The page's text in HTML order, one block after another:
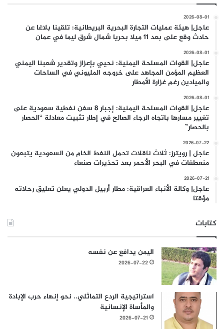
2026-08-01
عاجل| هيئة عمليات التجارة البحرية البريطانية: تلقينا بلاغا عن
حادث وقع على بعد 11 ميلا بحريا شمال شرق ليما في عمان
2026-08-01
عاجل| القوات المسلحة اليمنية: نحيي بإعزاز وتقدير شعبنا اليمني
العظيم المؤمن المجاهد على خروجه المليوني في الساحات
والميادين رغم غزارة الأمطار
2026-08-01
عاجل| القوات المسلحة اليمنية: إجبار 8 سفن نفطية سعودية على
تغيير مسارها باتجاه الرجاء الصالح في إطار تثبيت معادلة “الحصار
بالحصار”
2026-07-22
عاجل | رويترز: ثلاث ناقلات تحمل النفط الخام من السعودية يتبعون
منعطفات في البحر الأحمر بعد تحذيرات صنعاء
2026-07-21
عاجل| وكالة الأنباء العراقية: مطار أربيل الدولي يعلن تعليق رحلاته
مؤقتا
كتابات
اليمن يدافع عن نفسه
2026-07-22
استراتيجية الردع التماثلي.. نحو إنهاء حرب الإبادة
والمأساة الإنسانية
2026-07-21